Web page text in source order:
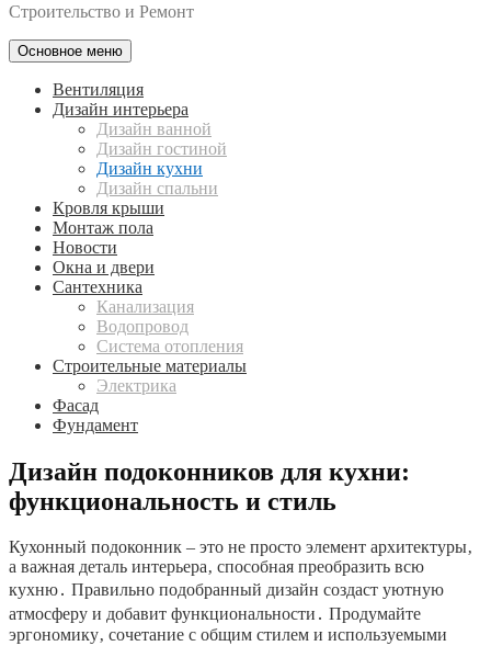
Строительство и Ремонт
Основное меню
Вентиляция
Дизайн интерьера
Дизайн ванной
Дизайн гостиной
Дизайн кухни
Дизайн спальни
Кровля крыши
Монтаж пола
Новости
Окна и двери
Сантехника
Канализация
Водопровод
Система отопления
Строительные материалы
Электрика
Фасад
Фундамент
Дизайн подоконников для кухни:
функциональность и стиль
Кухонный подоконник – это не просто элемент архитектуры‚
а важная деталь интерьера‚ способная преобразить всю
кухню․ Правильно подобранный дизайн создаст уютную
атмосферу и добавит функциональности․ Продумайте
эргономику‚ сочетание с общим стилем и используемыми